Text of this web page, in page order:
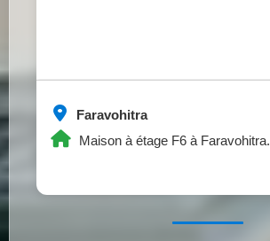
Faravohitra
Maison à étage F6 à Faravohitra.